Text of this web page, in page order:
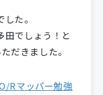
た。
田でしょう！と
だきました。
Rマッパー勉強